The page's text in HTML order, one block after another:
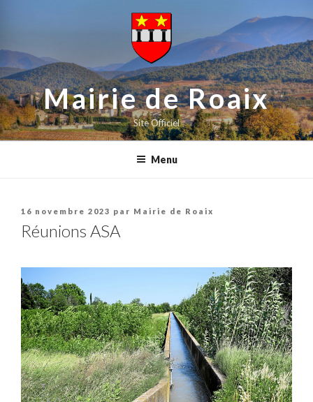
principal
Mairie de Roaix
Site Officiel
Menu
Publié
16 novembre 2023 par Mairie de Roaix
Réunions ASA